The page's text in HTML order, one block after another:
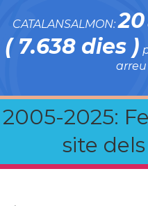
CATALANSALMON:20
( 7.638 dies )
2005-2025:
site